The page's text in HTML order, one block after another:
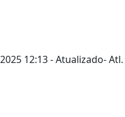
12:13- Atualizado- Atl.